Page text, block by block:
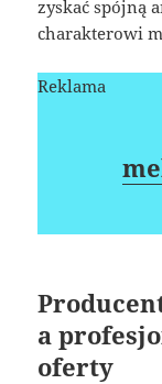
zyskać spójną
charakterowi
Reklama
a
oferty